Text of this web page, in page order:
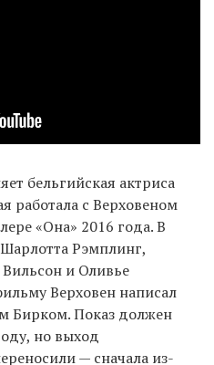
бельгийская актриса
работала с Верховеном
«Она» 2016 года. В
Рэмплинг,
и Оливье
Верховен написал
Бирком. Показ должен
но выход
— сначала из-